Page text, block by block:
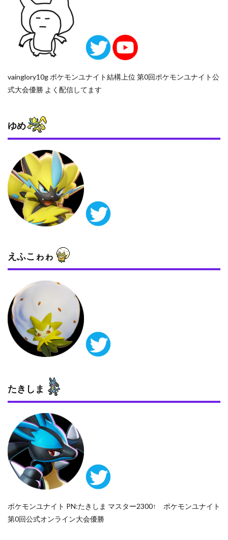
4
さい
ごに
vainglory10g ポケモンユナイト結構上位 第0回ポケモンユナイト公
式大会優勝 よく配信してます
ゆめ
えふこゎゎ
たきしま
ポケモンユナイト PN:たきしま マスター2300↑ ポケモンユナイト
第0回公式オンライン大会優勝